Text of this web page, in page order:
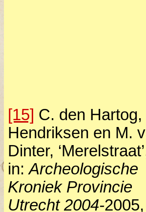
[15] C. den Hartog,
Hendriksen en M.
Dinter,
in:Archeologische
Kroniek Provincie
Utrecht 2004-2005,